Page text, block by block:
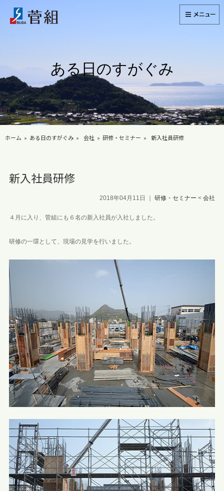
ある日のすがぐみ
ホーム ある日のすがぐみ 会社 研修・セミナー 新入社員研修
新入社員研修
2018年04月11日 ｜研修・セミナー <会社
４月に入り、菅組にも６名の新入社員が入社しました。
研修の一環として、現場の見学を行いました。